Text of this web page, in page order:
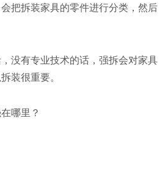
把拆装家具的零件进行分类，然后
没有专业技术的话，强拆会对家具
装很重要。
哪里？